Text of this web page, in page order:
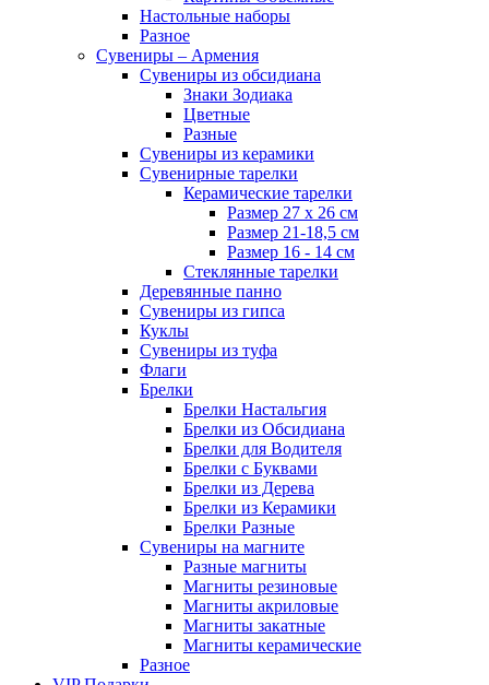
Настольные наборы
Разное
Сувениры – Армения
Сувениры из обсидиана
Знаки Зодиака
Цветные
Разные
Сувениры из керамики
Сувенирные тарелки
Керамические тарелки
Размер 27 х 26 см
Размер 21-18,5 см
Размер 16 - 14 см
Стеклянные тарелки
Деревянные панно
Сувениры из гипса
Куклы
Сувениры из туфа
Флаги
Брелки
Брелки Настальгия
Брелки из Обсидиана
Брелки для Водителя
Брелки с Буквами
Брелки из Дерева
Брелки из Керамики
Брелки Разные
Сувениры на магните
Разные магниты
Магниты резиновые
Магниты акриловые
Магниты закатные
Магниты керамические
Разное